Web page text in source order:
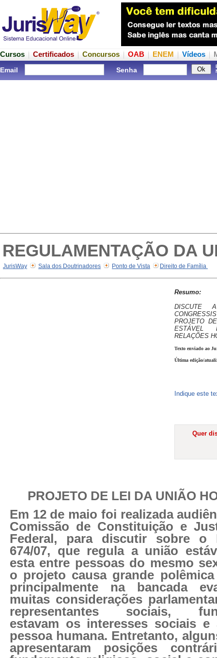
Cursos Certificados Concursos OAB ENEM Vídeos
Email Senha
REGULAMENTAÇÃO DA
JurisWay Sala dos Doutrinadores Ponto de Vista Direito de Família
Resumo:
DISCUTE
PROJETO
ESTÁVEL
RELAÇÕES
Texto enviado ao
Última edição/
Indique este
Quer
PROJETO DE LEI DA UNIÃO
Em 12 de maio foi realizada
Comissão de Constituição e
Federal, para discutir sobre o
674/07, que regula a união
esta entre pessoas do mesmo
o projeto causa grande
principalmente na bancada
muitas considerações
representantes sociais,
estavam os interesses sociais e
pessoa humana. Entretanto,
apresentaram posições